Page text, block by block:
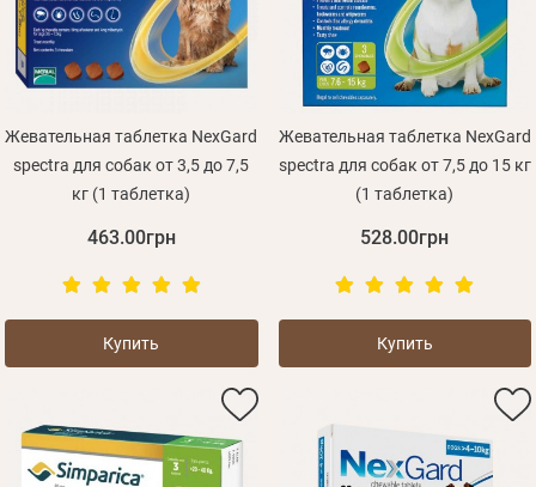
Жевательная таблетка NexGard
spectra для собак от 3,5 до 7,5
кг (1 таблетка)
463.00грн
Купить
Жевательная таблетка NexGard
spectra для собак от 7,5 до 15 кг
(1 таблетка)
528.00грн
Купить